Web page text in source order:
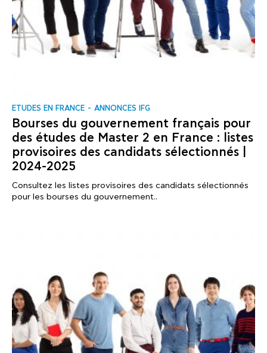
ΕTUDES EN FRANCE ANNONCES IFG
Bourses du gouvernement français pour
des études de Master 2 en France : listes
provisoires des candidats sélectionnés |
2024-2025
Consultez les listes provisoires des candidats sélectionnés
pour les bourses du gouvernement..